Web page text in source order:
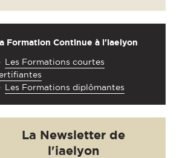
Formation Continue à l'iaelyon
Les Formations courtes
Les Formations diplômantes
La Newsletter de
l'iaelyon